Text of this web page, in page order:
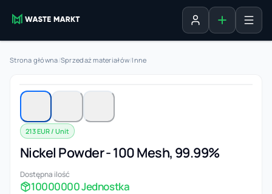
Zaloguj sięDodaj
Strona główna/Sprzedaż materiałów/Inne
213 EUR / Unit
Nickel Powder - 100 Mesh, 99.99%
Dostępna ilość
10000000 Jednostka